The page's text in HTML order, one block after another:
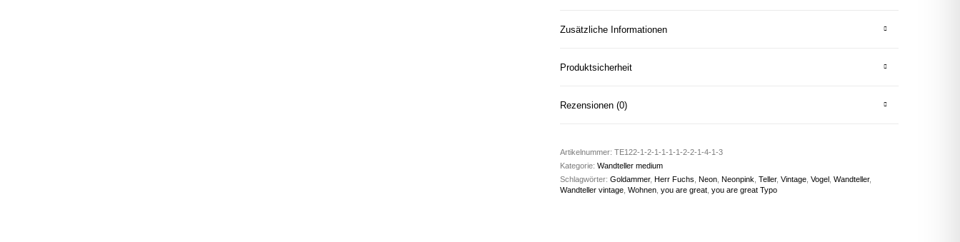
Zusätzliche Informationen
Produktsicherheit
Rezensionen (0)
Artikelnummer: TE122-1-2-1-1-1-1-2-2-1-4-1-3
Kategorie: Wandteller medium
Schlagwörter: Goldammer, Herr Fuchs Neon, Neonpink Teller, Vintage, Vogel, Wandteller,
Wandteller vintage, Wohnen, you are great, you are great Typo